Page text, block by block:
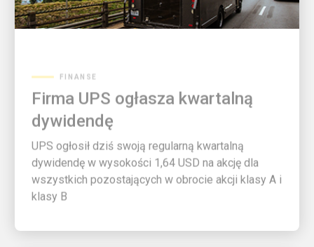
Firma UPS ogłasza kwartalną
dywidendę
UPS ogłosił dziś swoją regularną kwartalną
dywidendę w wysokości 1,64 USD na akcję dla
wszystkich pozostających w obrocie akcji klasy A i
klasy B